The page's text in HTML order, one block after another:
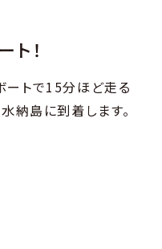
！
トで15分ほど走る
納島に到着します。